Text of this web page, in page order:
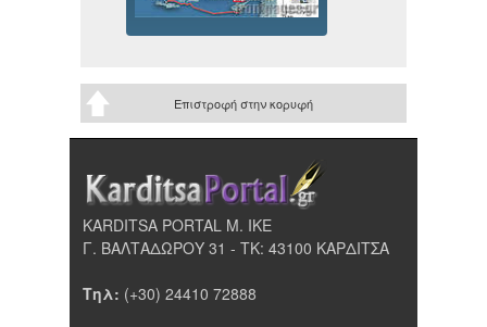
Επιστροφή στην κορυφή
KARDITSA PORTAL Μ. ΙΚΕ
Γ. ΒΑΛΤΑΔΩΡΟΥ 31 - ΤΚ: 43100 ΚΑΡΔΙΤΣΑ
Τηλ: (+30) 24410 72888